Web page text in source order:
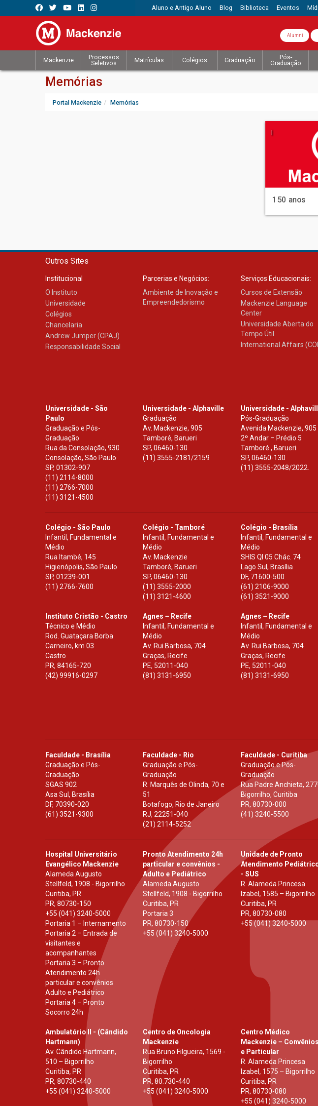
Aluno e Antigo Aluno Blog Biblioteca Eventos
Alumni
Mackenzie
Processos
Seletivos
Matrículas Colégios Graduação
Pós-
Graduação
Memórias
Portal Mackenzie Memórias
|
150 anos
Outros Sites
Institucional
O Instituto
Universidade
Colégios
Chancelaria
Andrew Jumper (CPAJ)
Responsabilidade Social
Parcerias e Negócios:
Ambiente de Inovação e
Empreendedorismo
Serviços Educacionais:
Cursos de Extensão
Mackenzie Language
Center
Universidade Aberta do
Tempo Útil
International Affairs
Universidade - São
Paulo
Graduação e Pós-
Graduação
Rua da Consolação, 930
Consolação, São Paulo
SP, 01302-907
(11) 2114-8000
(11) 2766-7000
(11) 3121-4500
Universidade - Alphaville
Graduação
Av. Mackenzie, 905
Tamboré, Barueri
SP,06460-130
(11) 3555-2181/2159
Universidade -
Pós-Graduação
Avenida Mackenzie, 905
2º Andar – Prédio 5
Tamboré , Barueri
SP, 06460-130
(11) 3555-2048/2022.
Colégio - São Paulo
Infantil, Fundamental e
Médio
Rua Itambé, 145
Higienópolis, São Paulo
SP, 01239-001
(11) 2766-7600
Colégio - Tamboré
Infantil, Fundamental e
Médio
Av. Mackenzie
Tamboré, Barueri
SP,06460-130
(11) 3555-2000
(11) 3121-4600
Colégio - Brasília
Infantil, Fundamental e
Médio
SHIS Ql 05 Chác. 74
Lago Sul, Brasília
DF, 71600-500
(61) 2106-9000
(61) 3521-9000
Instituto Cristão - Castro
Técnico e Médio
Rod. Guataçara Borba
Carneiro, km 03
Castro
PR, 84165-720
(42) 99916-0297
Agnes – Recife
Infantil, Fundamental e
Médio
Av. Rui Barbosa, 704
Graças, Recife
PE, 52011-040
(81) 3131-6950
Agnes – Recife
Infantil, Fundamental e
Médio
Av. Rui Barbosa, 704
Graças, Recife
PE, 52011-040
(81) 3131-6950
Faculdade - Brasília
Graduação e Pós-
Graduação
SGAS 902
Asa Sul, Brasília
DF, 70390-020
(61) 3521-9300
Faculdade - Rio
Graduação e Pós-
Graduação
R. Marquês de Olinda, 70 e
51
Botafogo, Rio de Janeiro
RJ,22251-040
(21) 2114-5252
Faculdade - Curitiba
Graduação e Pós-
Graduação
Rua Padre Anchieta,
Bigorrilho, Curitiba
PR, 80730-000
(41) 3240-5500
Hospital Universitário
Evangélico Mackenzie
Alameda Augusto
Stellfeld, 1908 - Bigorrilho
Curitiba, PR
PR, 80730-150
+55 (041) 3240-5000
Portaria 1 – Internamento
Portaria 2 – Entrada de
visitantes e
acompanhantes
Portaria 3 – Pronto
Atendimento 24h
particular e convênios
Adulto e Pediátrico
Portaria 4 – Pronto
Socorro 24h
Pronto Atendimento 24h
particular e convênios -
Adulto e Pediátrico
Alameda Augusto
Stellfeld, 1908 - Bigorrilho
Curitiba, PR
Portaria 3
PR,80730-150
+55 (041) 3240-5000
Unidade de Pronto
Atendimento
- SUS
R. Alameda Princesa
Izabel, 1585 – Bigorrilho
Curitiba, PR
PR, 80730-080
+55 (041) 3240-5000
Ambulatório II - (Cândido
Hartmann)
Av. Cândido Hartmann,
510 – Bigorrilho
Curitiba, PR
PR, 80730-440
+55 (041) 3240-5000
Centro de Oncologia
Mackenzie
Rua Bruno Filgueira, 1569 -
Bigorrilho
Curitiba, PR
PR,80.730-440
+55 (041) 3240-5000
Centro Médico
Mackenzie – Convênios
e Particular
R. Alameda Princesa
Izabel, 1575 – Bigorrilho
Curitiba, PR
PR, 80730-080
+55 (041) 3240-5000